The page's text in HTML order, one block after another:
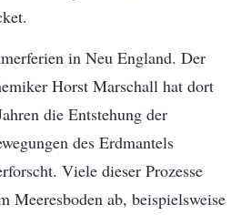
in Neu England. Der
Horst Marschall hat dort
die Entstehung der
des Erdmantels
Viele dieser Prozesse
Meeresboden ab, beispielsweise